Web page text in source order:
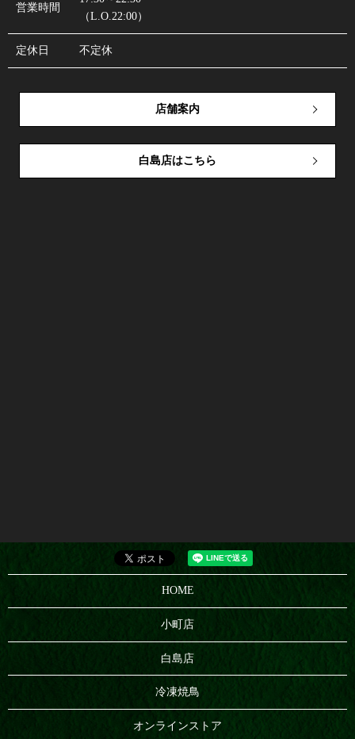
営業時間
（L.O.22:00）
定休日 不定休
店舗案内
白島店はこちら
HOME
小町店
白島店
冷凍焼鳥
オンラインストア